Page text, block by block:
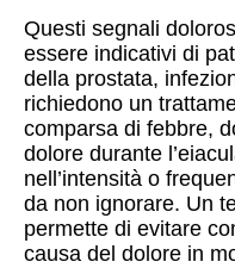
Questi segnali
essere indicativi di
della prostata,
richiedono un
comparsa di febbre,
dolore durante
nell’intensità o
da non ignorare. Un
permette di evitare
causa del dolore in